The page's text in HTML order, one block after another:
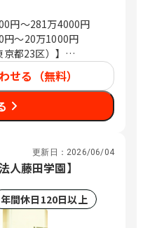
1 神奈川 横浜
3-12 新横浜スクエア
崎区砂子2-4-13 川崎
浜市中区長者町5-85
ル2階 平塚市宮の前8-
ル2階 埼玉 熊谷
田生命熊谷ビル2階
高砂2-14-18 浦和高砂
ビル2階 草加市高砂2-
葉 千葉市中
治安田生命千葉ビル
1-1-15 木更津カイセ
本町2-4-10 明治安田
円〜281万4000円
円〜20万1000円
京都23区）】
円（月給201,000円）
都23区以外・神奈川
県・愛知県・大阪
円（月給181,000円）
せる（無料）
更新日： 2026/06/04
人藤田学園】
年間休日120日以上